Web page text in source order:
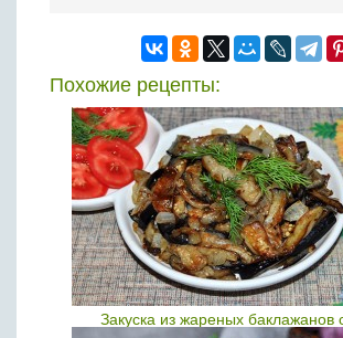
Похожие рецепты:
Закуска из жареных баклажанов